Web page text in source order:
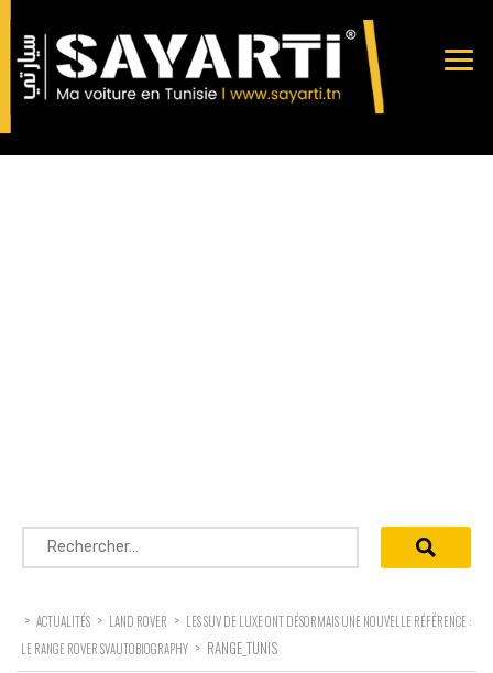
Rechercher :
> ACTUALITÉS > LAND ROVER > LES SUV DE LUXE ONT DÉSORMAIS UNE NOUVELLE RÉFÉRENCE :
LE RANGE ROVER SVAUTOBIOGRAPHY > RANGE_TUNIS